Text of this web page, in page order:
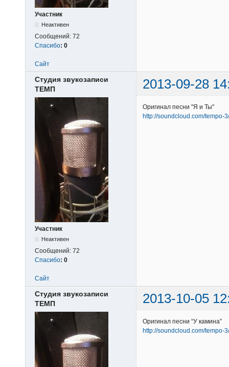
Участник
Неактивен
Сообщений: 72
Спасибо: 0
Сайт
Студия звукозаписи
ТЕМП
2013-09-28
Участник
Неактивен
Сообщений: 72
Спасибо: 0
Оригинал песни "Я и Ты"
http://soundcloud.com/tempo-
Сайт
Студия звукозаписи
ТЕМП
2013-10-05
Оригинал песни “У камина”
http://soundcloud.com/tempo-